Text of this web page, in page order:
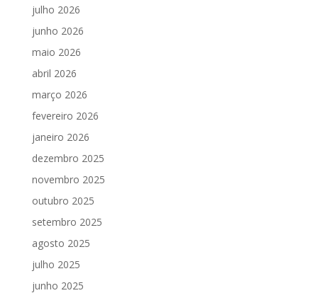
julho 2026
junho 2026
maio 2026
abril 2026
março 2026
fevereiro 2026
janeiro 2026
dezembro 2025
novembro 2025
outubro 2025
setembro 2025
agosto 2025
julho 2025
junho 2025